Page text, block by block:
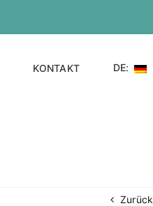
KONTAKT DE:
Zurück